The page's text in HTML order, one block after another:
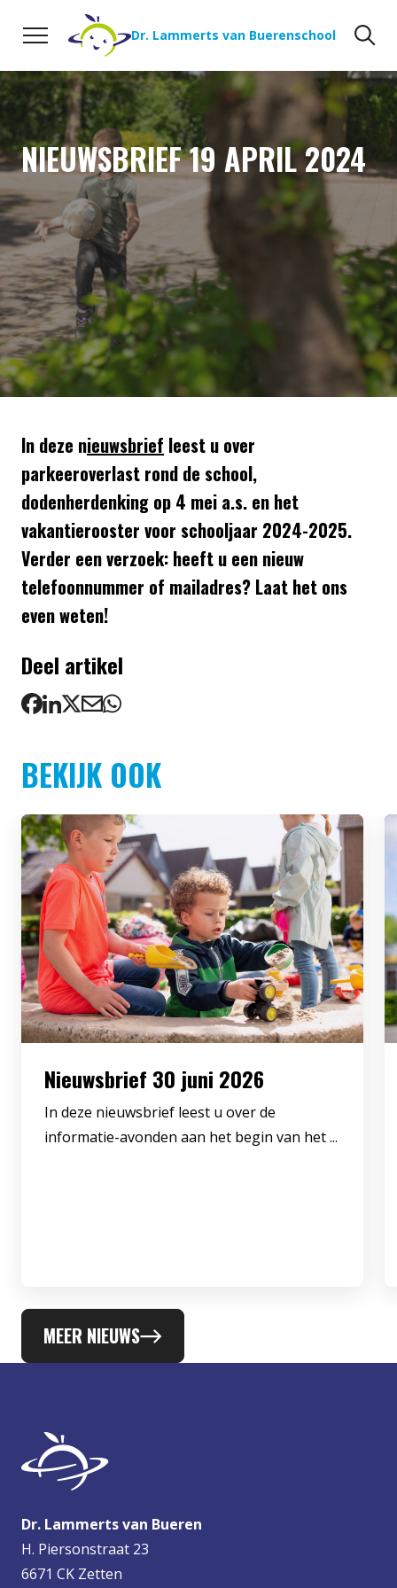
Naar de inhoud
Dr. Lammerts van Buerenschool
NIEUWSBRIEF 19 APRIL 2024
In deze nieuwsbrief leest u over
parkeeroverlast rond de school,
dodenherdenking op 4 mei a.s. en het
vakantierooster voor schooljaar 2024-2025.
Verder een verzoek: heeft u een nieuw
telefoonnummer of mailadres? Laat het ons
even weten!
Deel artikel
BEKIJK OOK
Nieuwsbrief 30 juni 2026
In deze nieuwsbrief leest u over de
informatie-avonden aan het begin van het ...
MEER NIEUWS
Dr. Lammerts van Bueren
H. Piersonstraat 23
6671 CK Zetten